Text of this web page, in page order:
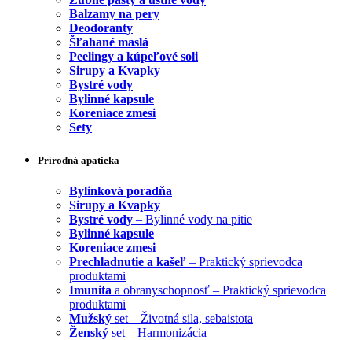
Balzamy na pery
Deodoranty
Šľahané maslá
Peelingy a kúpeľové soli
Sirupy a Kvapky
Bystré vody
Bylinné kapsule
Koreniace zmesi
Sety
Prírodná apatieka
Bylinková poradňa
Sirupy a Kvapky
Bystré vody – Bylinné vody na pitie
Bylinné kapsule
Koreniace zmesi
Prechladnutie a kašeľ – Praktický sprievodca
produktami
Imunita a obranyschopnosť – Praktický sprievodca
produktami
Mužský set – Životná sila, sebaistota
Ženský set – Harmonizácia